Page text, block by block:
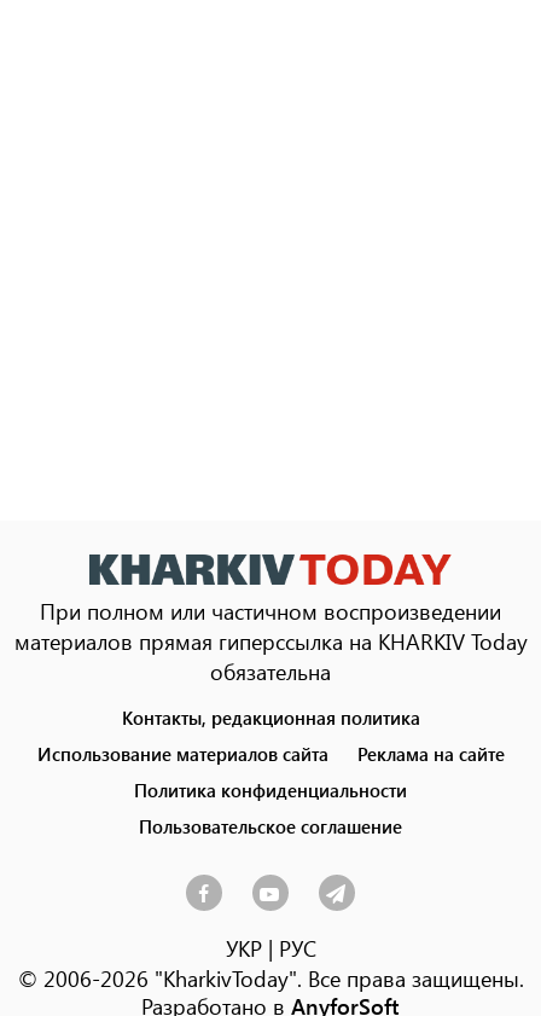
При полном или частичном воспроизведении
материалов прямая гиперссылка на KHARKIV Today
обязательна
menu
Контакты, редакционная политика
Использование материалов сайта
Реклама на сайте
Политика конфиденциальности
Пользовательское соглашение
УКР| РУС
© 2006-2026 "KharkivToday". Все права защищены.
Разработано в AnyforSoft